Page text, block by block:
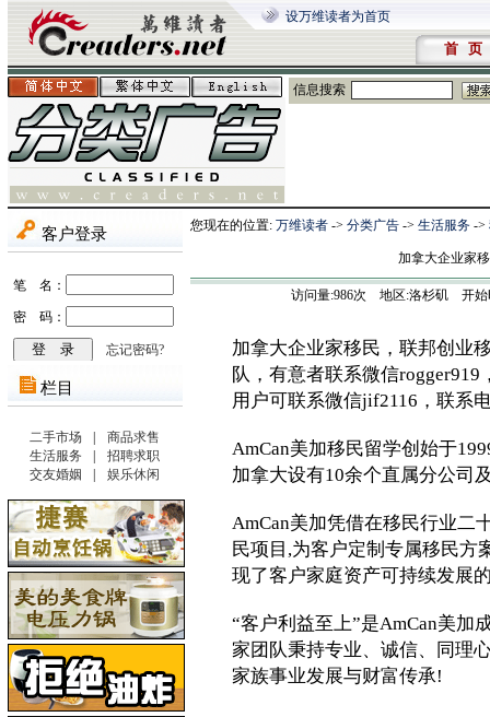
设万维读者为首页
首 页
信息搜索
您现在的位置: 万维读者 -> 分类广告 -> 生活服务 ->
加拿大企业家
访问量:986次 地区:洛杉矶 开始时
加拿大企业家移民，联邦创业
队，有意者联系微信
用户可联系微信jif2116，联系
AmCan美加移民留学创始于
加拿大设有10余个直属分公司
AmCan美加凭借在移民行业二
民项目,为客户定制专属移民方
现了客户家庭资产可持续发展
“客户利益至上”是AmCan美加
家团队秉持专业、诚信、同理
家族事业发展与财富传承!